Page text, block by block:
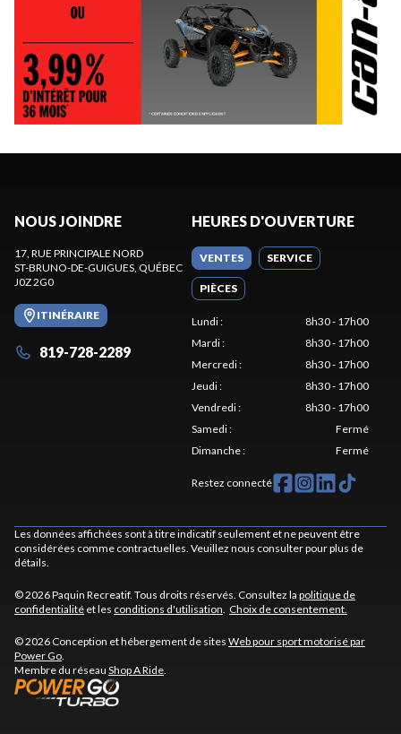
NOUS JOINDRE
17, RUE PRINCIPALE NORD
ST-BRUNO-DE-GUIGUES, QUÉBEC
J0Z 2G0
ITINÉRAIRE
819-728-2289
HEURES D'OUVERTURE
VENTES SERVICE
PIÈCES
Lundi:
8h30 - 17h00
Mardi:
8h30 - 17h00
Mercredi:
8h30 - 17h00
Jeudi:
8h30 - 17h00
Vendredi:
8h30 - 17h00
Samedi:
Fermé
Dimanche: Fermé
Restez connecté
Les données affichées sont à titre indicatif seulement et ne peuvent être
considérées comme contractuelles. Veuillez nous consulter pour plus de
détails.
© 2026 Paquin Recreatif. Tous droits réservés. Consultez la politique de
confidentialité et les conditions d'utilisation. Choix de consentement.
© 2026 Conception et hébergement de sites Web pour sport motorisé par
Power Go.
Membre du réseau Shop A Ride.